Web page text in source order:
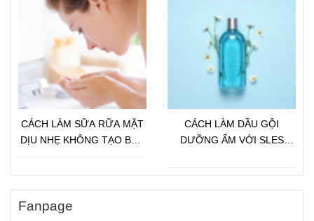
CÁCH LÀM SỮA RỮA MẶT
DỊU NHẸ KHÔNG TẠO BỌT
CÁCH LÀM DẦU GỘI
DƯỠNG ẨM VỚI SLES
SULFATE)
Fanpage